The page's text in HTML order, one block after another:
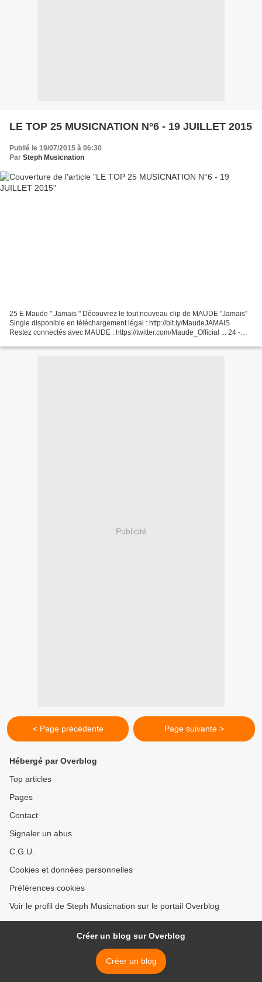
LE TOP 25 MUSICNATION N°6 - 19 JUILLET 2015
Publié le 19/07/2015 à 06:30
Par Steph Musicnation
25 E Maude " Jamais " Découvrez le tout nouveau clip de MAUDE "Jamais"
Single disponible en téléchargement légal : http://bit.ly/MaudeJAMAIS
Restez connectés avec MAUDE : https://twitter.com/Maude_Official ... 24 -
Publicité
< Page précédente Page suivante >
Hébergé par Overblog
Top articles
Pages
Contact
Signaler un abus
C.G.U.
Cookies et données personnelles
Préférences cookies
Voir le profil de Steph Musicnation sur le portail Overblog
Créer un blog sur Overblog
Créer un blog